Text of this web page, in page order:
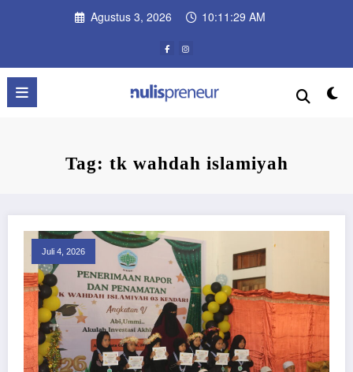
Agustus 3, 2026 10:11:29 AM
Tag: tk wahdah islamiyah
Juli 4, 2026